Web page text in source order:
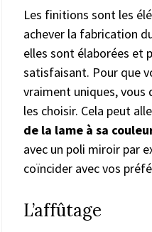
Les finitions sont les
achever la fabrication
elles sont élaborées et
satisfaisant. Pour que
vraiment uniques, vous
les choisir. Cela peut
de la lame à sa
avec un poli miroir par
coïncider avec vos
L’affûtage